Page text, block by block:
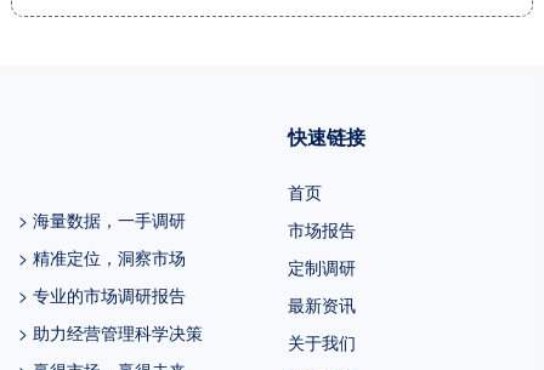
元，同期美国市场CAGR预计大约
为 %。未来几年，亚太地区的重
> 海量数据，一手调研
> 精准定位，洞察市场
> 专业的市场调研报告
> 助力经营管理科学决策
快速链接
首页
市场报告
定制调研
最新资讯
关于我们